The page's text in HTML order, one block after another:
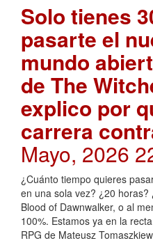
Solo tienes
pasarte el
mundo
de The
explico por
carrera
Mayo, 2026
¿Cuánto tiempo quieres
en una sola vez? ¿20
Blood of Dawnwalker, o al
100%. Estamos ya en la
RPG de Mateusz